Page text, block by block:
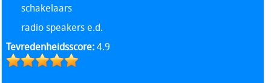
schakelaars
radio speakers e.d.
Tevredenheidsscore:4.9